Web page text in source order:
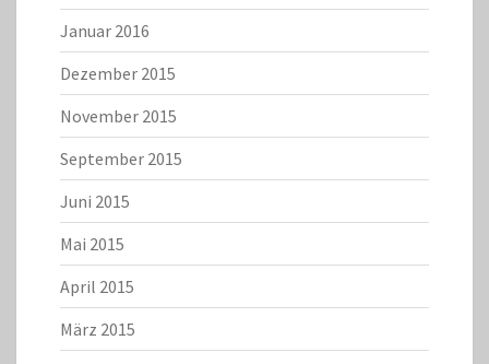
Januar 2016
Dezember 2015
November 2015
September 2015
Juni 2015
Mai 2015
April 2015
März 2015